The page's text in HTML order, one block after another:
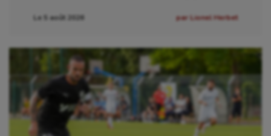
Le 5 août 2026 par Lionel Herbet